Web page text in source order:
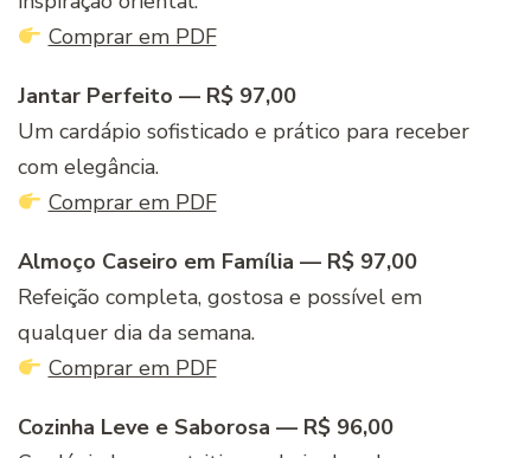
Comprar em PDF
Jantar Perfeito — R$ 97,00
Um cardápio sofisticado e prático para receber
com elegância.
Comprar em PDF
Almoço Caseiro em Família — R$ 97,00
Refeição completa, gostosa e possível em
qualquer dia da semana.
Comprar em PDF
Cozinha Leve e Saborosa — R$ 96,00